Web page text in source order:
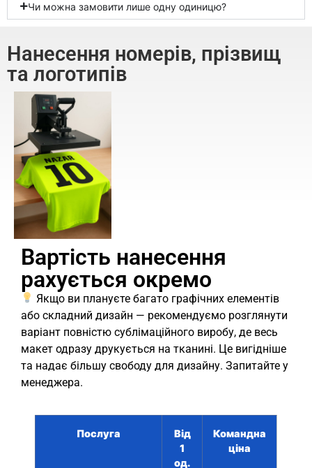
Чи можна замовити лише одну одиницю?
Нанесення номерів, прізвищ
та логотипів
Вартість нанесення
рахується окремо
Якщо ви плануєте багато графічних елементів
або складний дизайн — рекомендуємо розглянути
варіант повністю сублімаційного виробу, де весь
макет одразу друкується на тканині. Це вигідніше
та надає більшу свободу для дизайну. Запитайте у
менеджера.
Послуга
Від
1
од.
Командна
ціна